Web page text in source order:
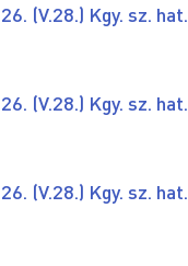
(V.28.) Kgy. sz. hat.
(V.28.) Kgy. sz. hat.
(V.28.) Kgy. sz. hat.